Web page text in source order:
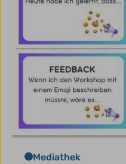
Mediathek